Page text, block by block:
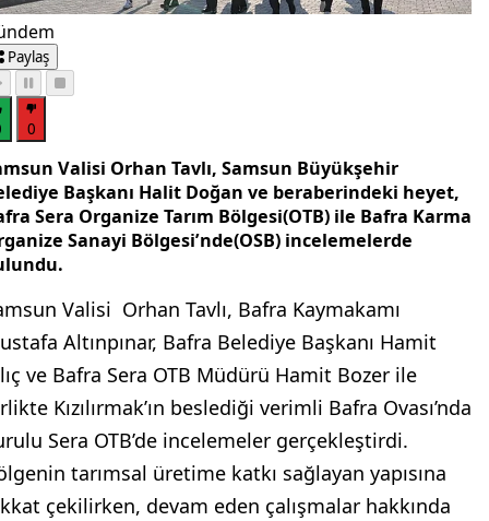
Paylaş
0
Valisi Orhan Tavlı, Samsun Büyükşehir
Başkanı Halit Doğan ve beraberindeki heyet,
Sera Organize Tarım Bölgesi(OTB) ile Bafra Karma
Sanayi Bölgesi’nde(OSB) incelemelerde
Valisi Orhan Tavlı, Bafra Kaymakamı
Altınpınar, Bafra Belediye Başkanı Hamit
ve Bafra Sera OTB Müdürü Hamit Bozer ile
Kızılırmak’ın beslediği verimli Bafra Ovası’nda
Sera OTB’de incelemeler gerçekleştirdi.
tarımsal üretime katkı sağlayan yapısına
çekilirken, devam eden çalışmalar hakkında